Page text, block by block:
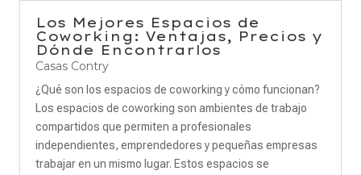
Los Mejores Espacios de
Coworking: Ventajas, Precios y
Dónde Encontrarlos
Casas Contry
¿Qué son los espacios de coworking y cómo funcionan?
Los espacios de coworking son ambientes de trabajo
compartidos que permiten a profesionales
independientes, emprendedores y pequeñas empresas
trabajar en un mismo lugar. Estos espacios se